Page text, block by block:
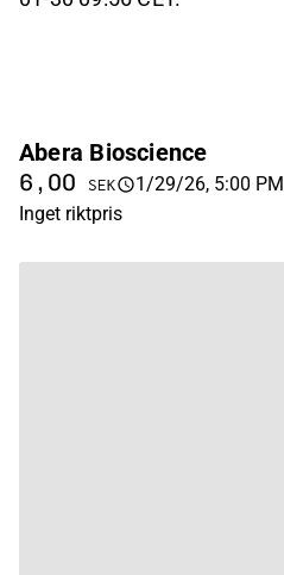
Abera Bioscience
6,00 SEK
1/29/26, 5:00 PM
Inget riktpris